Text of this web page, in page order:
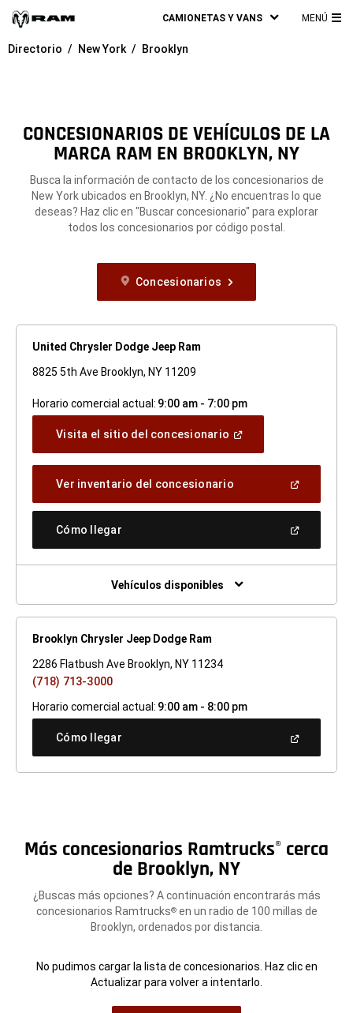
CAMIONETAS Y VANS MENÚ
Directorio New York Brooklyn
CONCESIONARIOS DE VEHÍCULOS DE LA
MARCA RAM EN BROOKLYN, NY
Busca la información de contacto de los concesionarios de
New York ubicados en Brooklyn, NY. ¿No encuentras lo que
deseas? Haz clic en "Buscar concesionario" para explorar
todos los concesionarios por código postal.
Concesionarios
United Chrysler Dodge Jeep Ram
8825 5th Ave Brooklyn, NY 11209
Horario comercial actual: 9:00 am - 7:00 pm
Visita el sitio del concesionario (Abrir
nueva)
Ver inventario del concesionario
una
Cómo llegar(Abrir
ventana
nueva)
Vehículos disponibles
Brooklyn Chrysler Jeep Dodge Ram
2286 Flatbush Ave Brooklyn, NY 11234
(718) 713-3000
Horario comercial actual: 9:00 am - 8:00 pm
Cómo llegar(Abrir
ventana
Más concesionarios Ramtrucks® cerca
de Brooklyn, NY
¿Buscas más opciones? A continuación encontrarás más
concesionarios Ramtrucks®en un radio de 100 millas de
Brooklyn, ordenados por distancia.
No pudimos cargar la lista de concesionarios. Haz clic en
Actualizar para volver a intentarlo.